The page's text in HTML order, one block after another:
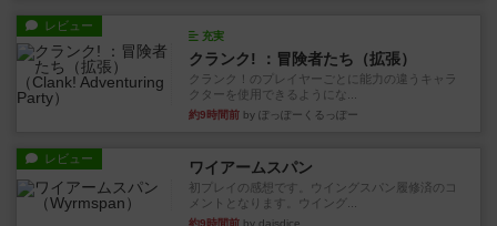
レビュー
充実
クランク! ：冒険者たち（拡張）
クランク！のプレイヤーごとに能力の違うキャラ
クターを使用できるようにな...
約9時間前 by ぽっぽーくるっぽー
レビュー ワイアームスパン
初プレイの感想です。ウイングスパン履修済のコ
メントとなります。ウイング...
約9時間前 by daisdice